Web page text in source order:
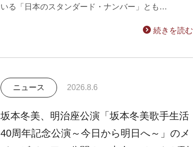
いる「日本のスタンダード・ナンバー」とも…
続きを読む
ニュース 2026.8.6
坂本冬美、明治座公演「坂本冬美歌手生活
40周年記念公演～今日から明日へ～」のメ